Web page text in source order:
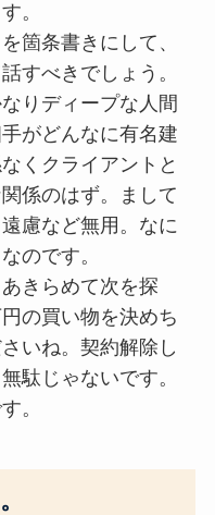
。
箇条書きにして、
すべきでしょう。
りディープな人間
がどんなに有名建
くクライアントと
係のはず。まして
慮など無用。なに
のです。
きらめて次を探
の買い物を決めち
いね。契約解除し
駄じゃないです。
。